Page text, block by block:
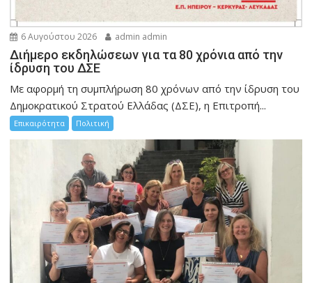
6 Αυγούστου 2026 admin admin
Διήμερο εκδηλώσεων για τα 80 χρόνια από την
ίδρυση του ΔΣΕ
Με αφορμή τη συμπλήρωση 80 χρόνων από την ίδρυση του
Δημοκρατικού Στρατού Ελλάδας (ΔΣΕ), η Επιτροπή...
Επικαιρότητα Πολιτική